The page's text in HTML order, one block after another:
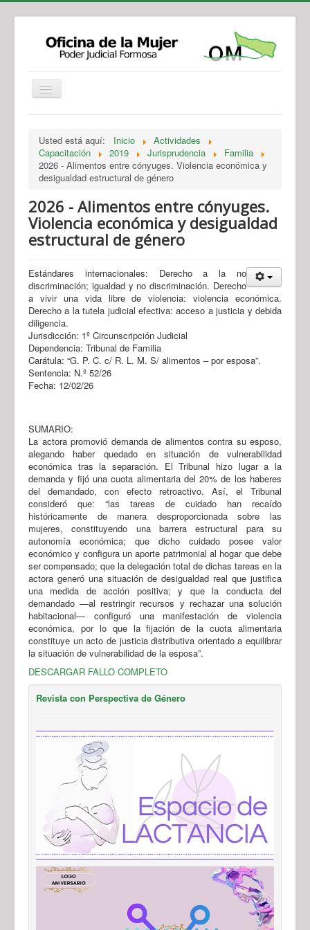
Legislación
Novedades
Recursos y Servicios de Atención
Contacto
Usted está aquí: Inicio
Actividades
Capacitación
2019 Jurisprudencia
Familia
2026 - Alimentos entre cónyuges. Violencia económica y
desigualdad estructural de género
2026 - Alimentos entre cónyuges.
Violencia económica y desigualdad
estructural de género
Estándares internacionales: Derecho a la no
discriminación; igualdad y no discriminación. Derecho
a vivir una vida libre de violencia: violencia económica.
Derecho a la tutela judicial efectiva: acceso a justicia y debida
diligencia.
Jurisdicción: 1º Circunscripción Judicial
Dependencia: Tribunal de Familia
Carátula: “G. P. C. c/ R. L. M. S/ alimentos – por esposa”.
Sentencia: N.º 52/26
Fecha: 12/02/26
SUMARIO:
La actora promovió demanda de alimentos contra su esposo,
alegando haber quedado en situación de vulnerabilidad
económica tras la separación. El Tribunal hizo lugar a la
demanda y fijó una cuota alimentaria del 20% de los haberes
del demandado, con efecto retroactivo. Así, el Tribunal
consideró que: “las tareas de cuidado han recaído
históricamente de manera desproporcionada sobre las
mujeres, constituyendo una barrera estructural para su
autonomía económica; que dicho cuidado posee valor
económico y configura un aporte patrimonial al hogar que debe
ser compensado; que la delegación total de dichas tareas en la
actora generó una situación de desigualdad real que justifica
una medida de acción positiva; y que la conducta del
demandado —al restringir recursos y rechazar una solución
habitacional— configuró una manifestación de violencia
económica, por lo que la fijación de la cuota alimentaria
constituye un acto de justicia distributiva orientado a equilibrar
la situación de vulnerabilidad de la esposa”.
DESCARGAR FALLO COMPLETO
Revista con Perspectiva de Género